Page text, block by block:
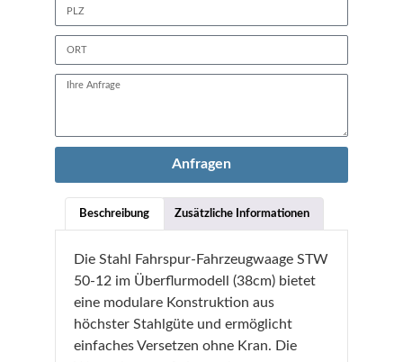
Beschreibung Zusätzliche Informationen
Die Stahl Fahrspur-Fahrzeugwaage STW
50-12 im Überflurmodell (38cm) bietet
eine modulare Konstruktion aus
höchster Stahlgüte und ermöglicht
einfaches Versetzen ohne Kran. Die
Anfragen